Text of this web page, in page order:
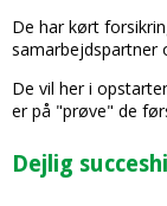
De har kørt
samarbejdspartner
De vil her i
er på "prøve" de
Dejlig